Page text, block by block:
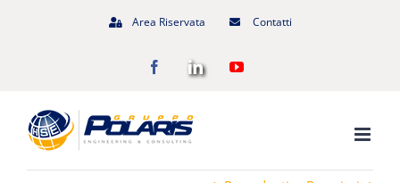
Area Riservata Contatti
FacebookLinkedInYouTube